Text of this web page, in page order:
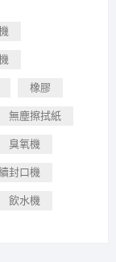
橡膠
無塵擦拭紙
臭氧機
封口機
飲水機